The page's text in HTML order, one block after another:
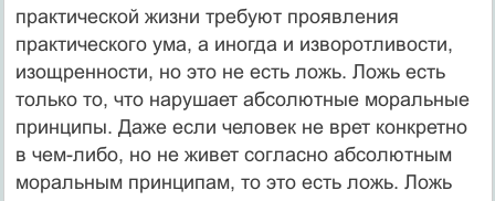
практической жизни требуют проявления
практического ума, а иногда и изворотливости,
изощренности, но это не есть ложь. Ложь есть
только то, что нарушает абсолютные моральные
принципы. Даже если человек не врет конкретно
в чем-либо, но не живет согласно абсолютным
моральным принципам, то это есть ложь. Ложь